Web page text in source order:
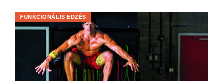
FUNKCIONÁLIS EDZÉS